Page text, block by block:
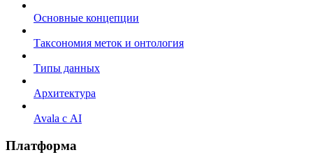
Основные концепции
Таксономия меток и онтология
Типы данных
Архитектура
Avala с AI
Платформа